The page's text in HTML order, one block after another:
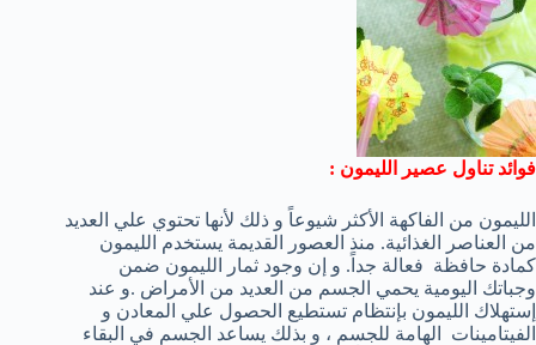
فوائد تناول عصير الليمون :
الليمون من الفاكهة الأكثر شيوعاً و ذلك لأنها تحتوي علي العديد
من العناصر الغذائية. منذ العصور القديمة يستخدم الليمون
كمادة حافظة فعالة جداً. و إن وجود ثمار الليمون ضمن
وجباتك اليومية يحمي الجسم من العديد من الأمراض .و عند
إستهلاك الليمون بإنتظام تستطيع الحصول علي المعادن و
الفيتامينات الهامة للجسم ، و بذلك يساعد الجسم في البقاء